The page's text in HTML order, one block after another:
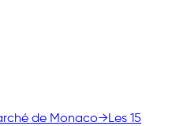
de Monaco→Les 15